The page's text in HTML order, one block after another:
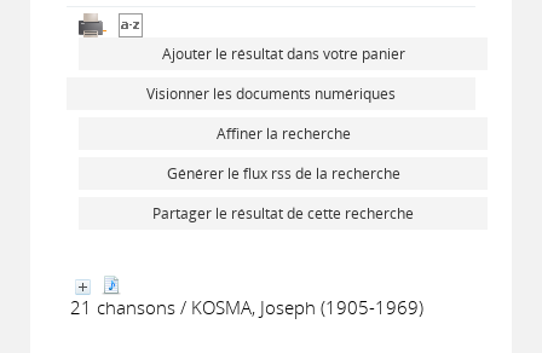
Ajouter le résultat dans votre panier
Visionner les documents numériques
Affiner la recherche
Générer le flux rss de la recherche
Partager le résultat de cette recherche
21 chansons / KOSMA, Joseph (1905-1969)